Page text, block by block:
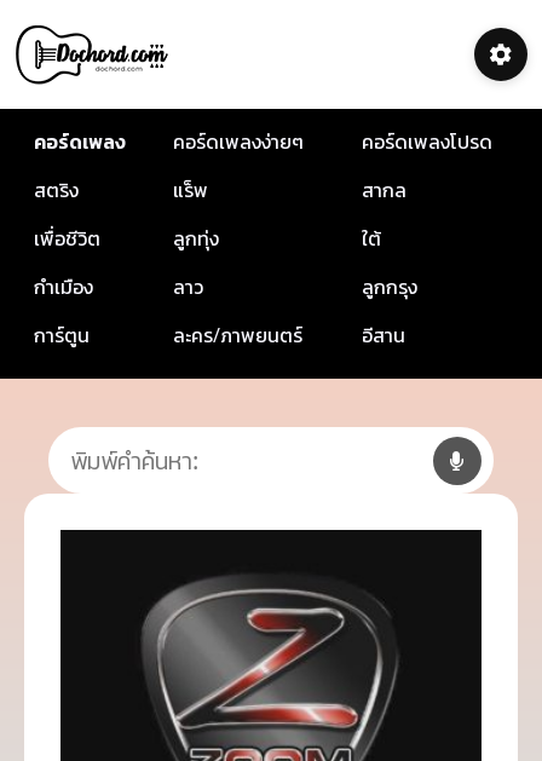
คอร์ดเพลง คอร์ดเพลงง่ายๆ
คอร์ดเพลงโปรด
สตริง
แร็พ
สากล
เพื่อชีวิต
ลูกทุ่ง
ใต้
กำเมือง
ลาว
ลูกกรุง
การ์ตูน
ละคร/ภาพยนตร์ อีสาน